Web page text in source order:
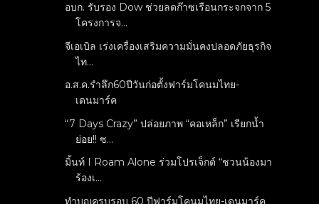
อบก. รับรอง Dow ช่วยลดก๊าซเรือนกระจกจาก 5
โครงการจ...
จีเอเบิล เร่งเครื่องเสริมความมั่นคงปลอดภัยธุรกิจ
ไท...
อ.ส.ค.รำลึก60ปีวันก่อตั้งฟาร์มโคนมไทย-
เดนมาร์ค
“7 Days Crazy” ปล่อยภาพ “คอเหล็ก” เรียกน้ำ
ย่อย!! ซ...
มิ้นท์ I Roam Alone ร่วมโปรเจ็กต์ “ชวนน้องมา
ร้องเ...
ทำบุญครบรอบ 60 ปีฟาร์มโคนมไทย-เดนมาร์ค